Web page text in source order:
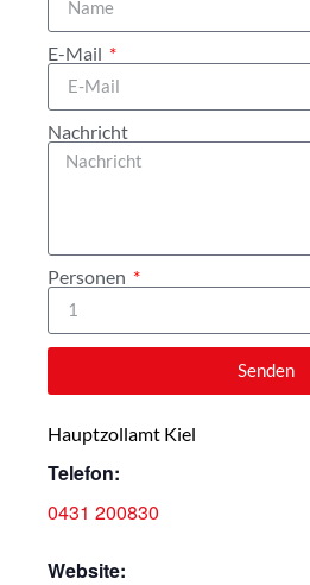
E-Mail
Nachricht
Personen
Senden
Hauptzollamt Kiel
Telefon:
0431 200830
Website: